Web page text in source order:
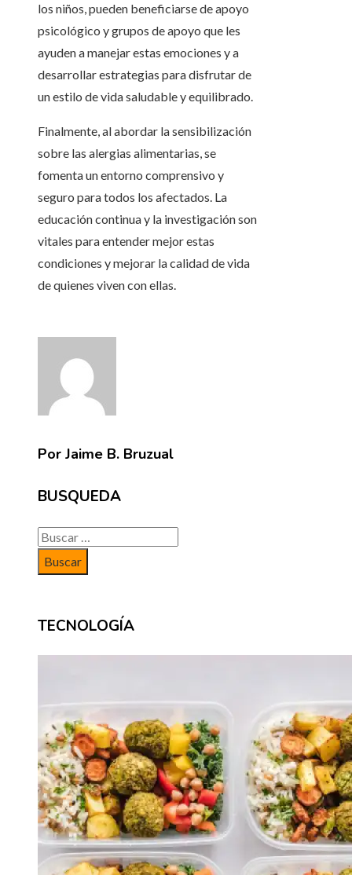
los niños, pueden beneficiarse de apoyo
psicológico y grupos de apoyo que les
ayuden a manejar estas emociones y a
desarrollar estrategias para disfrutar de
un estilo de vida saludable y equilibrado.
Finalmente, al abordar la sensibilización
sobre las alergias alimentarias, se
fomenta un entorno comprensivo y
seguro para todos los afectados. La
educación continua y la investigación son
vitales para entender mejor estas
condiciones y mejorar la calidad de vida
de quienes viven con ellas.
Por Jaime B. Bruzual
BUSQUEDA
Buscar:
TECNOLOGÍA